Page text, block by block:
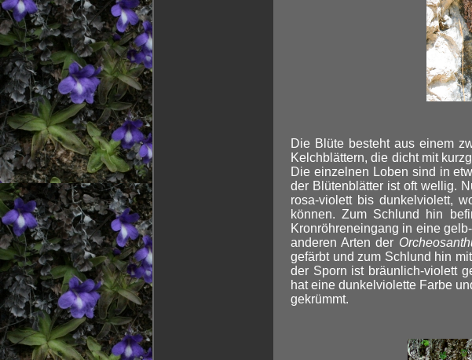
Die Blüte besteht aus einem
Kelchblättern, die dicht mit
Die einzelnen Loben sind in
der Blütenblätter ist oft wellig.
rosa-violett bis dunkelviolett,
können. Zum Schlund hin
Kronröhreneingang in eine
anderen Arten der
gefärbt und zum Schlund hin
der Sporn ist bräunlich-violett
hat eine dunkelviolette Farbe
gekrümmt.